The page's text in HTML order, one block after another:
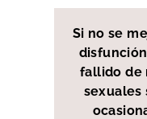
Si no se
fallido de
sexuales